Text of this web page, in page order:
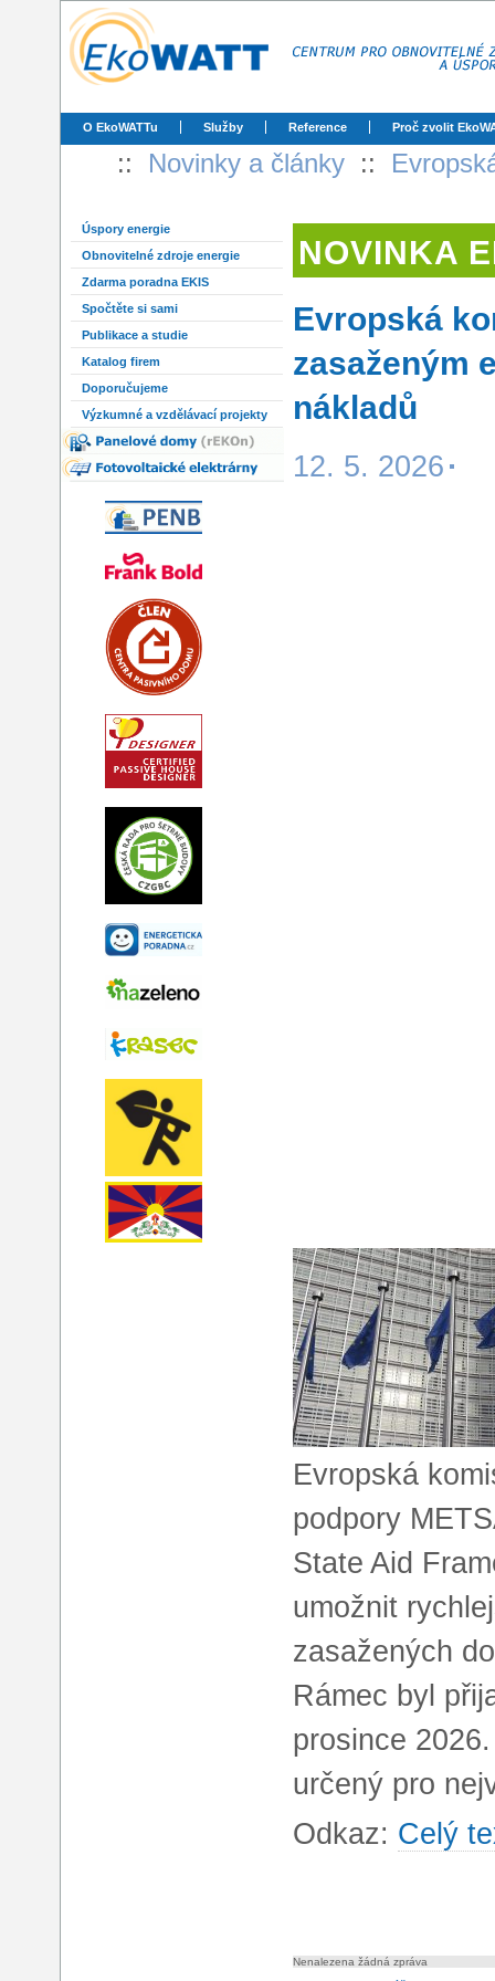
O EkoWATTu Služby Reference Proč zvolit
:: Novinky a články ::
Úspory energie
Obnovitelné zdroje energie
Zdarma poradna EKIS
Spočtěte si sami
Publikace a studie
Katalog firem
Doporučujeme
Výzkumné a vzdělávací projekty
NOVINKA
Evropská
zasaženým
nákladů
12. 5. 2026
Evropská
podpory
State Aid
umožnit
zasažených
Rámec byl
prosince
určený pro
Odkaz: Celý
Nenalezena žádná zpráva